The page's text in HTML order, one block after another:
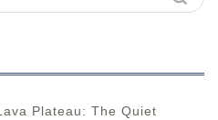
Plateau: The Quiet